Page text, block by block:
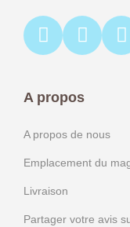
A propos
A propos de nous
Emplacement du
Livraison
Partager votre avis